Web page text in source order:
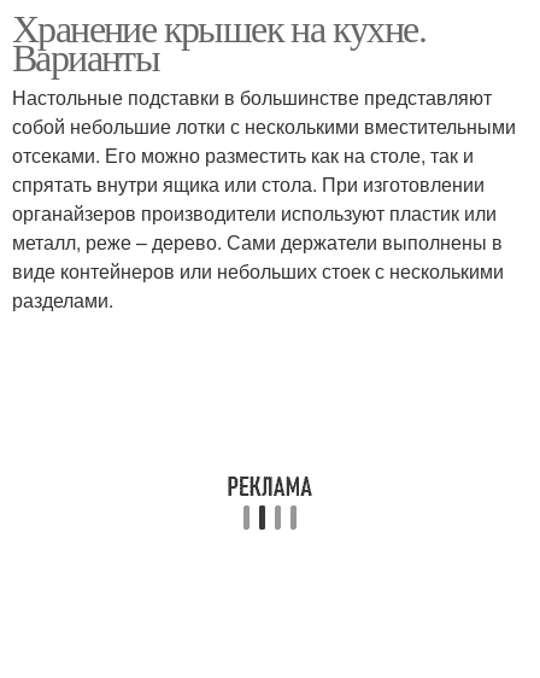
Хранение крышек на кухне.
Варианты
Настольные подставки в большинстве представляют
собой небольшие лотки с несколькими вместительными
отсеками. Его можно разместить как на столе, так и
спрятать внутри ящика или стола. При изготовлении
органайзеров производители используют пластик или
металл, реже – дерево. Сами держатели выполнены в
виде контейнеров или небольших стоек с несколькими
разделами.